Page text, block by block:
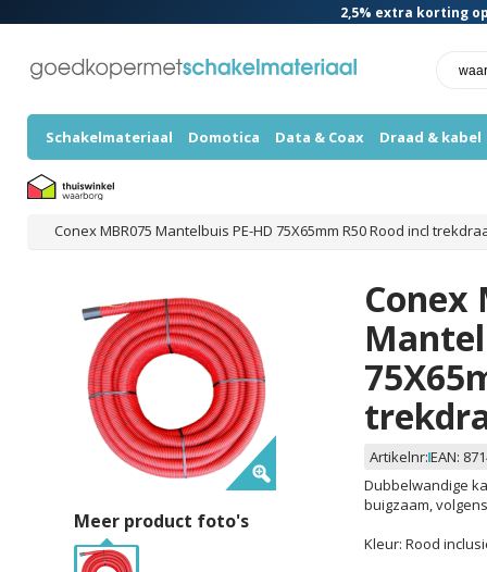
2,5% extra korting
Schakelmateriaal Domotica Data & Coax Draad & kabel
Conex MBR075 Mantelbuis PE-HD 75X65mm R50 Rood incl
Conex
Artikelnr:EAN:
Dubbelwandige
buigzaam,
Kleur: Rood
Meer product foto's